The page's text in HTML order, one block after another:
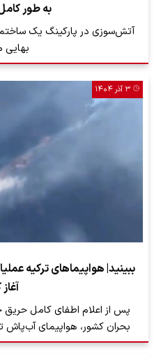
به طور
آتش‌سوزی در پارکینگ یک
بهایی
۳ آذر ۱۴۰۴
ببینید| هواپیماهای ترکیه
پس از اعلام اطفای کامل
بحران کشور، هواپیمای آب‌پاش